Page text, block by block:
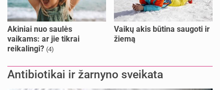
Akiniai nuo saulės
vaikams: ar jie tikrai
reikalingi? (4)
Vaikų akis būtina saugoti ir
žiemą
Antibiotikai ir žarnyno sveikata